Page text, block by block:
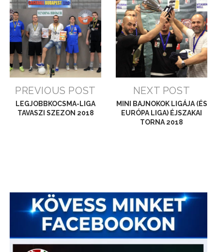
PREVIOUS POST
LEGJOBBKOCSMA-LIGA
TAVASZI SZEZON 2018
NEXT POST
MINI BAJNOKOK LIGÁJA (ÉS
EURÓPA LIGA) ÉJSZAKAI
TORNA 2018